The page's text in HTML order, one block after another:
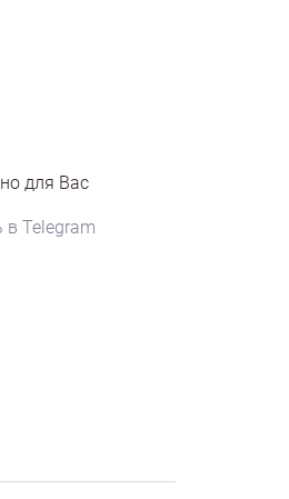
для Вас
в Telegram